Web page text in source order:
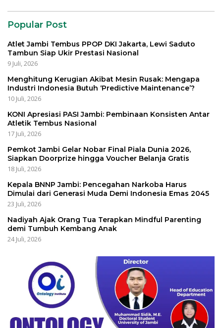
Popular Post
Atlet Jambi Tembus PPOP DKI Jakarta, Lewi Saduto
Tambun Siap Ukir Prestasi Nasional
9 Juli, 2026
Menghitung Kerugian Akibat Mesin Rusak: Mengapa
Industri Indonesia Butuh ‘Predictive Maintenance’?
10 Juli, 2026
KONI Apresiasi PASI Jambi: Pembinaan Konsisten Antar
Atletik Tembus Nasional
17 Juli, 2026
Pemkot Jambi Gelar Nobar Final Piala Dunia 2026,
Siapkan Doorprize hingga Voucher Belanja Gratis
18 Juli, 2026
Kepala BNNP Jambi: Pencegahan Narkoba Harus
Dimulai dari Generasi Muda Demi Indonesia Emas 2045
23 Juli, 2026
Nadiyah Ajak Orang Tua Terapkan Mindful Parenting
demi Tumbuh Kembang Anak
24 Juli, 2026